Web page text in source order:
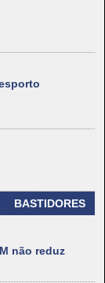
BASTIDORES
não reduz